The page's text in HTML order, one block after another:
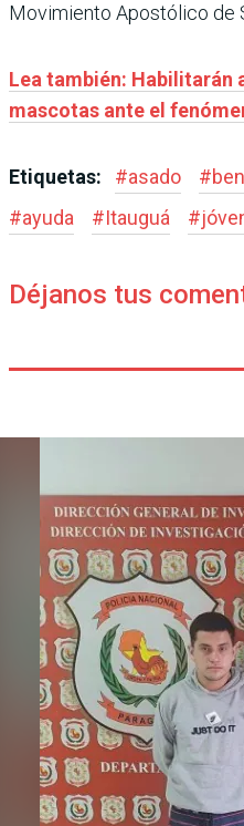
Movimiento Apostólico de
Lea también: Habilitarán
mascotas ante el
Etiquetas: #asado #
#ayuda #Itauguá #
Déjanos tus